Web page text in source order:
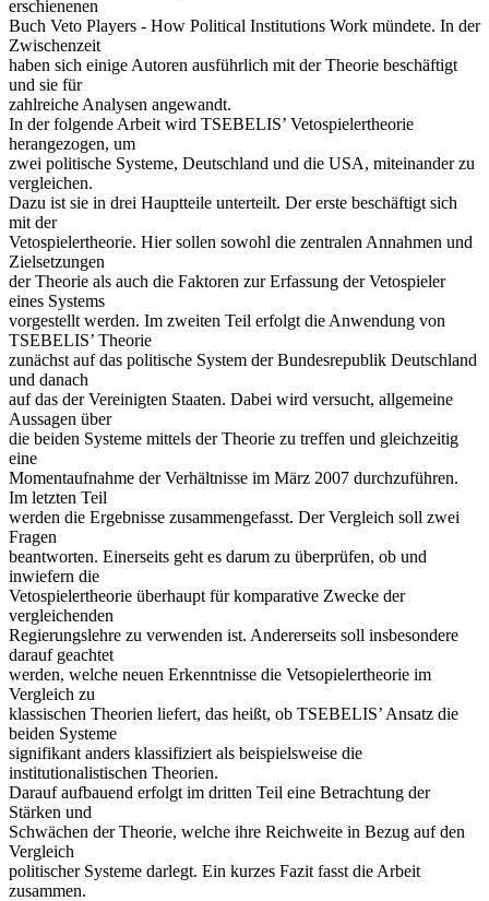
erschienenen
Buch Veto Players - How Political Institutions Work mündete. In der
Zwischenzeit
haben sich einige Autoren ausführlich mit der Theorie beschäftigt
und sie für
zahlreiche Analysen angewandt.
In der folgende Arbeit wird TSEBELIS’ Vetospielertheorie
herangezogen, um
zwei politische Systeme, Deutschland und die USA, miteinander zu
vergleichen.
Dazu ist sie in drei Hauptteile unterteilt. Der erste beschäftigt sich
mit der
Vetospielertheorie. Hier sollen sowohl die zentralen Annahmen und
Zielsetzungen
der Theorie als auch die Faktoren zur Erfassung der Vetospieler
eines Systems
vorgestellt werden. Im zweiten Teil erfolgt die Anwendung von
TSEBELIS’ Theorie
zunächst auf das politische System der Bundesrepublik Deutschland
und danach
auf das der Vereinigten Staaten. Dabei wird versucht, allgemeine
Aussagen über
die beiden Systeme mittels der Theorie zu treffen und gleichzeitig
eine
Momentaufnahme der Verhältnisse im März 2007 durchzuführen.
Im letzten Teil
werden die Ergebnisse zusammengefasst. Der Vergleich soll zwei
Fragen
beantworten. Einerseits geht es darum zu überprüfen, ob und
inwiefern die
Vetospielertheorie überhaupt für komparative Zwecke der
vergleichenden
Regierungslehre zu verwenden ist. Andererseits soll insbesondere
darauf geachtet
werden, welche neuen Erkenntnisse die Vetsopielertheorie im
Vergleich zu
klassischen Theorien liefert, das heißt, ob TSEBELIS’ Ansatz die
beiden Systeme
signifikant anders klassifiziert als beispielsweise die
institutionalistischen Theorien.
Darauf aufbauend erfolgt im dritten Teil eine Betrachtung der
Stärken und
Schwächen der Theorie, welche ihre Reichweite in Bezug auf den
Vergleich
politischer Systeme darlegt. Ein kurzes Fazit fasst die Arbeit
zusammen.